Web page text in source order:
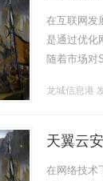
在互联网发
是通过优化
随着市场对
光.........
龙城信息港
天翼云
在网络技术